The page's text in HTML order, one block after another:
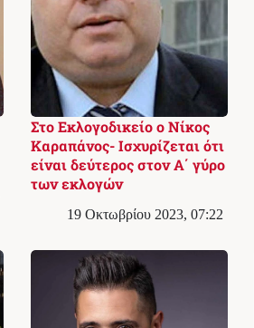
Στο Εκλογoδικείο ο Νίκος
Καραπάνος- Ισχυρίζεται ότι
είναι δεύτερος στον Α΄ γύρο
των εκλογών
19 Οκτωβρίου 2023, 07:22